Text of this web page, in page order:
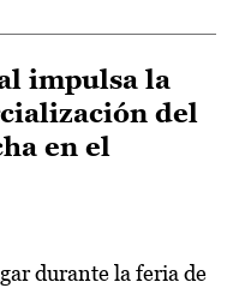
impulsa la
del
en el
durante la feria de